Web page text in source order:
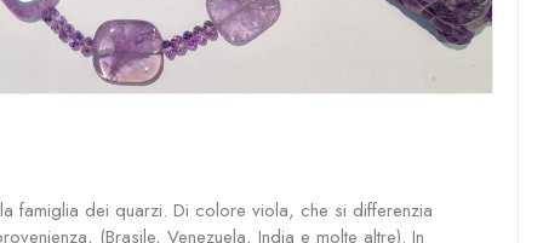
famiglia dei quarzi. Di colore viola, che si differenzia
(Brasile, Venezuela, India e molte altre). In